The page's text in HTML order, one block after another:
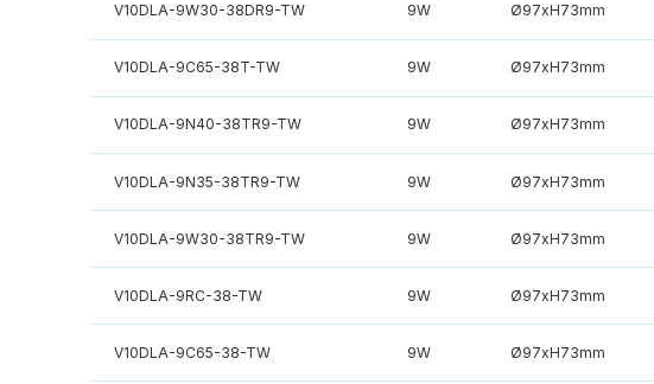
V10DLA-9W30-38DR9-TW 9W Ø97xH73mm
V10DLA-9C65-38T-TW 9W Ø97xH73mm
V10DLA-9N40-38TR9-TW 9W Ø97xH73mm
V10DLA-9N35-38TR9-TW 9W Ø97xH73mm
V10DLA-9W30-38TR9-TW 9W Ø97xH73mm
V10DLA-9RC-38-TW 9W Ø97xH73mm
V10DLA-9C65-38-TW 9W Ø97xH73mm